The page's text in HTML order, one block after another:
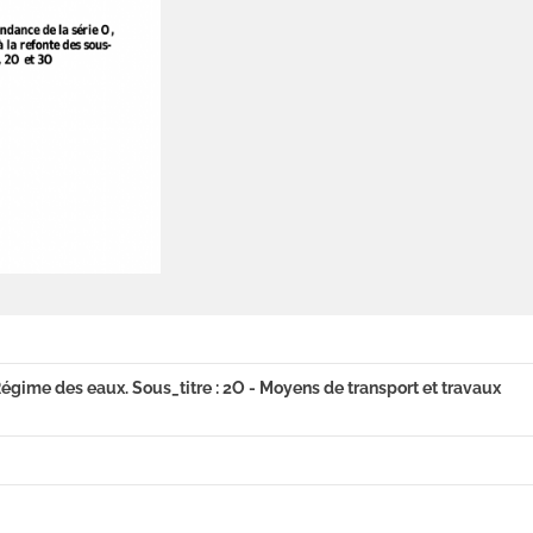
des eaux. Sous_titre : 2O - Moyens de transport et travaux